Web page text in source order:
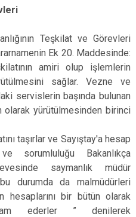
Teşkilat ve Görevleri
Ek 20. Maddesinde:
amiri olup işlemlerin
sağlar. Vezne ve
servislerin başında bulunan
olarak yürütülmesinden birinci
taşırlar ve Sayıştay'a hesap
sorumluluğu Bakanlıkça
saymanlık müdür
bu durumda da malmüdürleri
hesaplarını bir bütün olarak
ederler ” denilerek